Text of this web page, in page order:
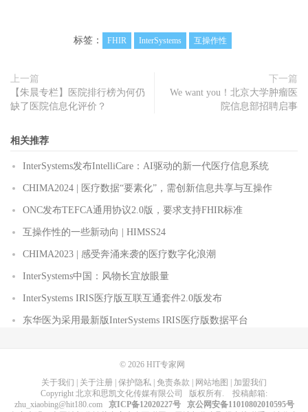
标签： FHIR InterSystems 互操作性
上一篇
【朱晨专栏】医院排行榜为何仍
缺了医院信息化评价？
下一篇
We want you！北京大学肿瘤医
院信息部招聘启事
相关推荐
InterSystems发布IntelliCare：AI驱动的新一代医疗信息系统
CHIMA2024 | 医疗数据“要素化”，需创新信息共享与互操作
ONC发布TEFCA通用协议2.0版，要求支持FHIR标准
互操作性的一些新动向 | HIMSS24
CHIMA2023 | 感受奔涌来袭的医疗数字化浪潮
InterSystems中国：风物长宜放眼量
InterSystems IRIS医疗版互联互通套件2.0版发布
东华医为采用最新版InterSystems IRIS医疗版数据平台
© 2026 HIT专家网
关于我们
关于注册 保护隐私 免责条款 网站地图
加盟我们
Copyright 北京和思凯文化传媒有限公司 版权所有. 投稿邮箱:
zhu_xiaobing@hit180.com
京ICP备12020227号
京公网安备11010802010595号